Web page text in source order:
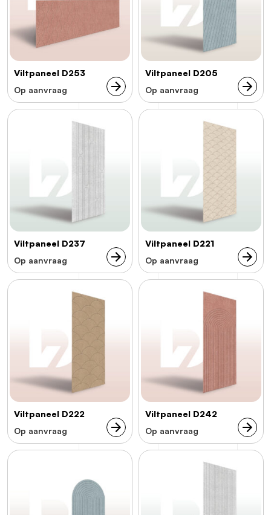
Viltpaneel D253
Op aanvraag
Viltpaneel D205
Op aanvraag
Viltpaneel D237
Op aanvraag
Viltpaneel D221
Op aanvraag
Viltpaneel D222
Op aanvraag
Viltpaneel D242
Op aanvraag